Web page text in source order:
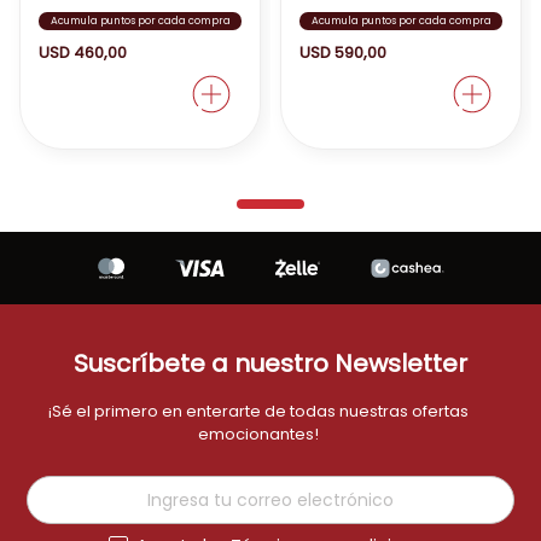
Es una buena opción para gamers que buscan
una experiencia fluida y de alta calidad.
Acumula puntos por cada compra
USD 460,00
Acumula puntos por cada compra
USD590,00
Suscríbete a nuestro Newsletter
¡Sé el primero en enterarte de todas nuestras ofertas
emocionantes!